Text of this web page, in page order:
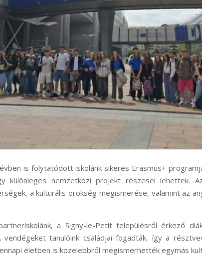
is folytatódott iskolánk sikeres Erasmus+
különleges nemzetközi projekt részesei lehettek.
a kulturális örökség megismerése, valamint az
a Signy-le-Petit településről érkező
vendégeket tanulóink családjai fogadták, így a
életben is közelebbről megismerhették egymás